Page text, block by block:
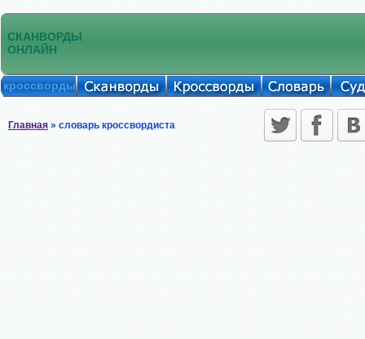
СКАНВОРДЫ
ОНЛАЙН
кроссворды
Главная » словарь кроссвордиста